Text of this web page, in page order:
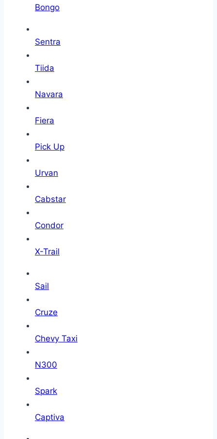
Bongo
Sentra
Tiida
Navara
Fiera
Pick Up
Urvan
Cabstar
Condor
X-Trail
Sail
Cruze
Chevy Taxi
N300
Spark
Captiva